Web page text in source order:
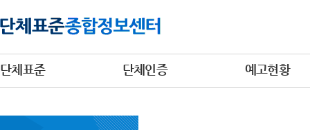
단체표준 단체인증 예고현황